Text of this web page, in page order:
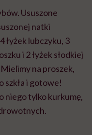
Ususzone
natki
łyżek lubczyku, 3
i 2 łyżek słodkiej
na proszek,
szkła i gotowe!
niego tylko kurkumę,